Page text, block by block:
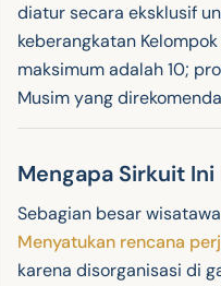
diatur secara eksklusif
keberangkatan
maksimum adalah 10;
Musim yang
Mengapa Sirkuit Ini
Sebagian besar
Menyatukan rencana
karena disorganisasi di